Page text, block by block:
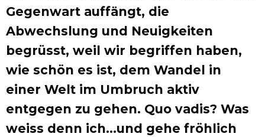
Gegenwart auffängt, die
Abwechslung und Neuigkeiten
begrüsst, weil wir begriffen haben,
wie schön es ist, dem Wandel in
einer Welt im Umbruch aktiv
entgegen zu gehen. Quo vadis? Was
weiss denn ich…und gehe fröhlich